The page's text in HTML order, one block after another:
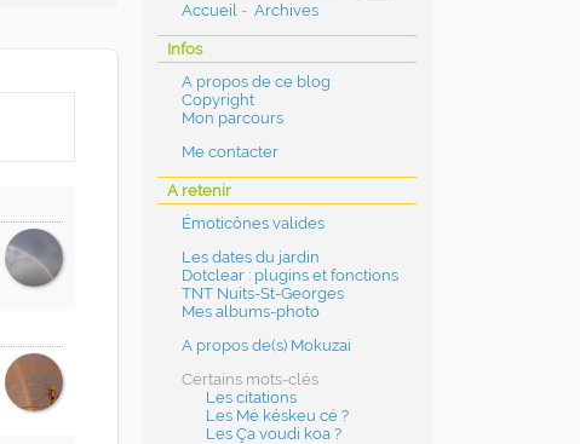
Accueil - Archives
Infos
A propos de ce blog
Copyright
Mon parcours
Me contacter
A retenir
Émoticônes valides
Les dates du jardin
Dotclear : plugins et fonctions
TNT Nuits-St-Georges
Mes albums-photo
A propos de(s) Mokuzai
Certains mots-clés
Les citations
Les Mé késkeu cé ?
Les Ça voudi koa ?